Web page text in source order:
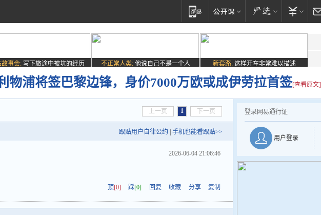
故事会: 写下旅途中被坑的经历 不正常人类: 他说自己不是一个人 新套路: 这样开车非常难以描述
物浦将签巴黎边锋，身价7000万欧或成伊劳拉首签[查看原文]
上一页 1 下一页
跟贴用户自律公约 手机也能看跟贴>>
2026-06-04 21:06:46
顶[0] 踩[0] 回复 收藏 分享 复制
登录网易通行证
用户登录